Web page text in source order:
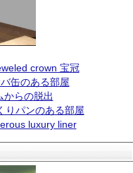
crown 宝冠
缶のある部屋
からの脱出
パンのある部屋
luxury liner